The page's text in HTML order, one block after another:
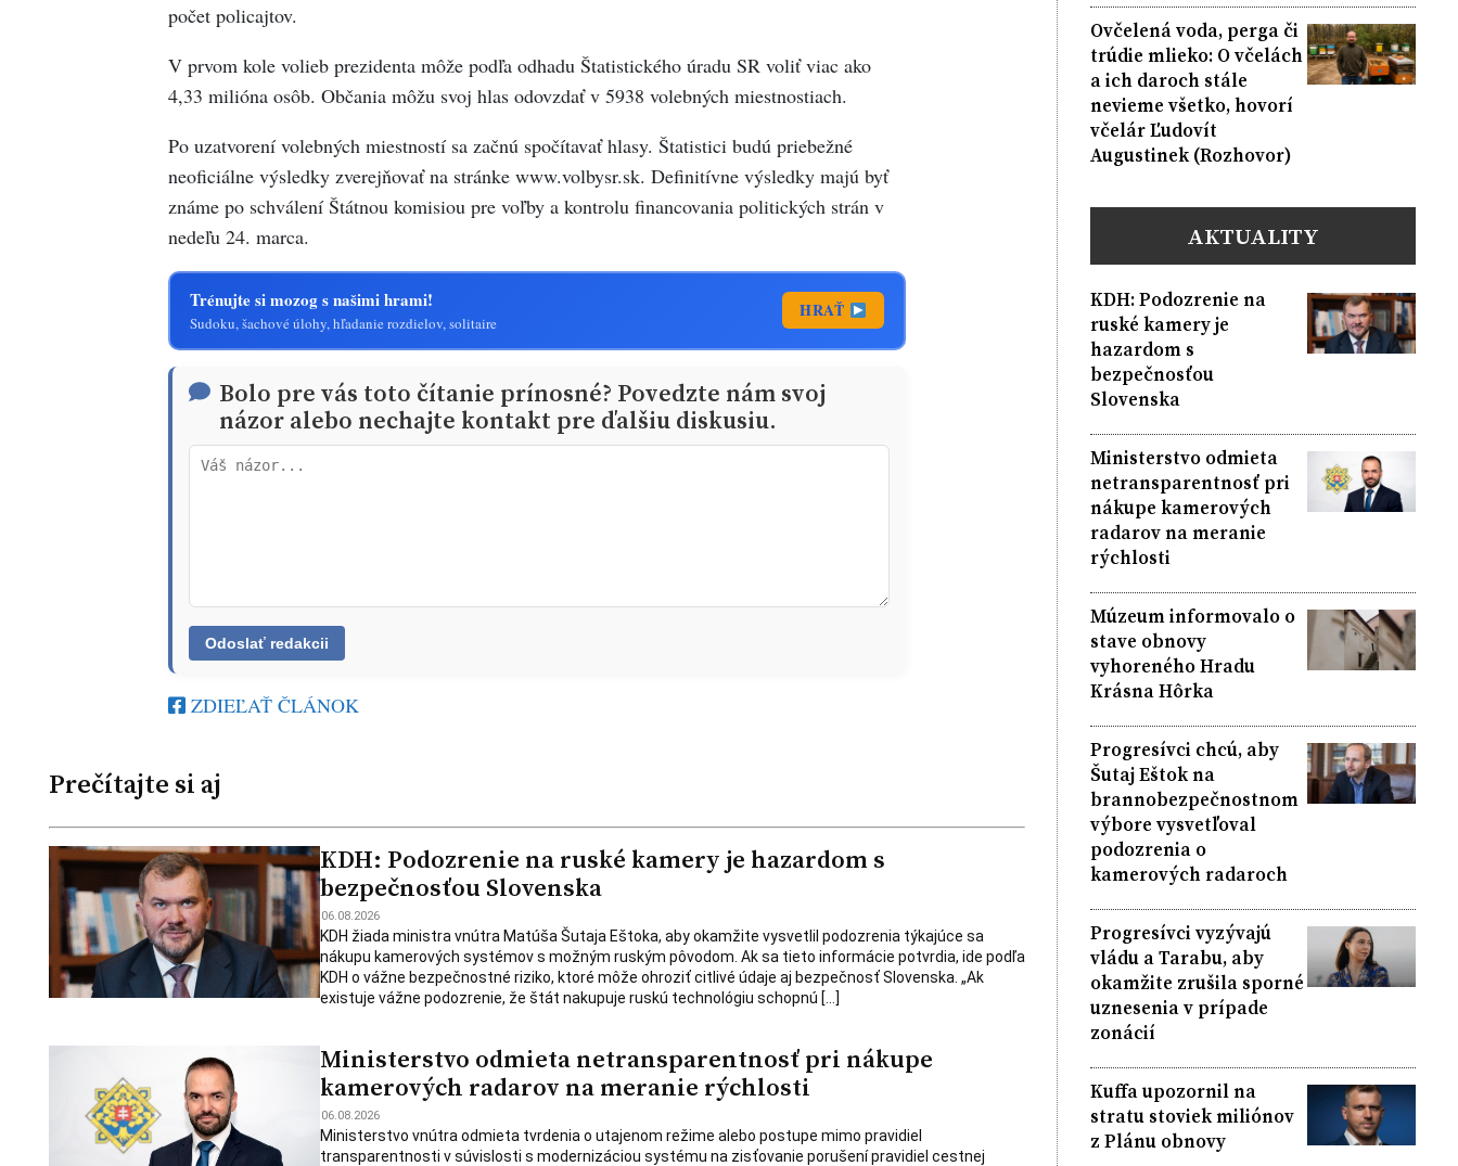
počet policajtov.
V prvom kole volieb prezidenta môže podľa odhadu Štatistického úradu SR voliť viac ako
4,33 milióna osôb. Občania môžu svoj hlas odovzdať v 5938 volebných miestnostiach.
Po uzatvorení volebných miestností sa začnú spočítavať hlasy. Štatistici budú priebežné
neoficiálne výsledky zverejňovať na stránke www.volbysr.sk. Definitívne výsledky majú byť
známe po schválení Štátnou komisiou pre voľby a kontrolu financovania politických strán v
nedeľu 24. marca.
Trénujte si mozog s našimi hrami!
Sudoku, šachové úlohy, hľadanie rozdielov, solitaire
HRAŤ
Bolo pre vás toto čítanie prínosné? Povedzte nám svoj
názor alebo nechajte kontakt pre ďalšiu diskusiu.
ZDIEĽAŤ ČLÁNOK
Prečítajte si aj
KDH: Podozrenie na ruské kamery je hazardom s
bezpečnosťou Slovenska
06.08.2026
KDH žiada ministra vnútra Matúša Šutaja Eštoka, aby okamžite vysvetlil podozrenia týkajúce sa
nákupu kamerových systémov s možným ruským pôvodom. Ak sa tieto informácie potvrdia, ide podľa
KDH o vážne bezpečnostné riziko, ktoré môže ohroziť citlivé údaje aj bezpečnosť Slovenska. „Ak
existuje vážne podozrenie, že štát nakupuje ruskú technológiu schopnú […]
Ministerstvo odmieta netransparentnosť pri nákupe
kamerových radarov na meranie rýchlosti
06.08.2026
Ministerstvo vnútra odmieta tvrdenia o utajenom režime alebo postupe mimo pravidiel
transparentnosti v súvislosti s modernizáciou systému na zisťovanie porušení pravidiel cestnej
Ovčelená voda, perga či
trúdie mlieko: O včelách
a ich daroch stále
nevieme všetko, hovorí
včelár Ľudovít
Augustinek (Rozhovor)
AKTUALITY
KDH: Podozrenie na
ruské kamery je
hazardom s
bezpečnosťou
Slovenska
Ministerstvo odmieta
netransparentnosť pri
nákupe kamerových
radarov na meranie
rýchlosti
Múzeum informovalo o
stave obnovy
vyhoreného Hradu
Krásna Hôrka
Progresívci chcú, aby
Šutaj Eštok na
brannobezpečnostnom
výbore vysvetľoval
podozrenia o
kamerových radaroch
Progresívci vyzývajú
vládu a Tarabu, aby
okamžite zrušila sporné
uznesenia v prípade
zonácií
Kuffa upozornil na
stratu stoviek miliónov
z Plánu obnovy